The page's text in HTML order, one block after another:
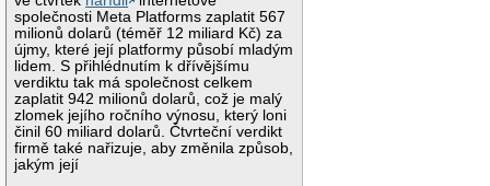
společnosti Meta Platforms zaplatit 567
milionů dolarů (téměř 12 miliard Kč) za
újmy, které její platformy působí mladým
lidem. S přihlédnutím k dřívějšímu
verdiktu tak má společnost celkem
zaplatit 942 milionů dolarů, což je malý
zlomek jejího ročního výnosu, který loni
činil 60 miliard dolarů. Čtvrteční verdikt
firmě také nařizuje, aby změnila způsob,
jakým její